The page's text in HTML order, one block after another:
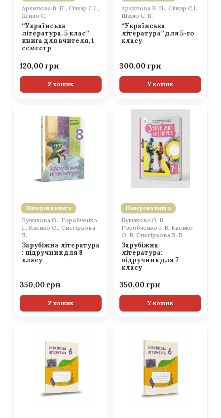
Архипова В. П., Січкар С.І.,
Шило С.
“Українська
література. 5 клас”
книга для вчителя, 1
семестр
120,00
У кошик
Архипова В. П., Січкар С.І.,
Шило С. Б.
“Українська
література” для 5-го
класу
300,00
У кошик
Паперова книга
Бушакова О., Горобченко
І., Каєнко О., Снєгірьова
В.
Зарубіжна література
: підручник для 8
класу
350,00
У кошик
Паперова книга
Бушакова О. В,
Горобченко І. В, Каєнко
О. В, Снєгірьова В. В
Зарубіжна
література:
підручник для 7
класу
350,00
У кошик